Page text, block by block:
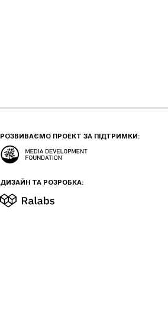
РОЗВИВАЄМО ПРОЕКТ ЗА ПІДТРИМКИ:
ДИЗАЙН ТА РОЗРОБКА: